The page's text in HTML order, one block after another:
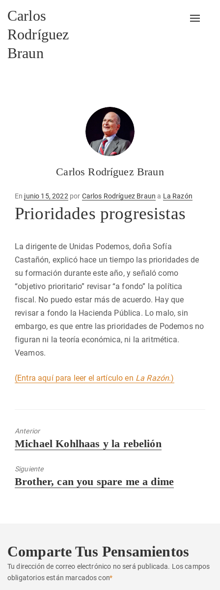
Carlos
Rodríguez
Braun
Carlos Rodríguez Braun
En Publicado
junio 15, 2022 por Carlos Rodríguez Braun a La Razón
Prioridades progresistas
La dirigente de Unidas Podemos, doña Sofía
Castañón, explicó hace un tiempo las prioridades de
su formación durante este año, y señaló como
“objetivo prioritario” revisar “a fondo” la política
fiscal. No puedo estar más de acuerdo. Hay que
revisar a fondo la Hacienda Pública. Lo malo, sin
embargo, es que entre las prioridades de Podemos no
figuran ni la teoría económica, ni la aritmética.
Veamos.
(Entra aquí para leer el artículo en La Razón.)
Anterior
Entrada
Michael Kohlhaas y la rebelión
Siguiente
Entrada
Brother, can you spare me a dime
Comparte Tus Pensamientos
Tu dirección de correo electrónico no será publicada. Los campos
obligatorios están marcados con*